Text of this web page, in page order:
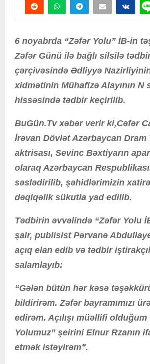
6 noyabrda “Zəfər Yolu” İB-in
Zəfər Günü ilə bağlı silsilə
çərçivəsində Ədliyyə
xidmətinin Mühafizə Alayının N
hissəsində tədbir keçirilib.
BuGün.Tv xəbər verir ki,Cəfər
İrəvan Dövlət Azərbaycan Dram
aktrisası, Sevinc Bəxtiyarın
olaraq Azərbaycan
səslədirilib, şəhidlərimizin
dəqiqəlik sükutla yad edilib.
Tədbirin əvvəlində “Zəfər Yolu
şair, publisist Pərvanə
açıq elan edib və tədbir
salamlayıb:
“Gələn bütün hər kəsə
bildirirəm. Zəfər bayramımızı
edirəm. Açılışı müəllifi olduğum
Yolumuz” şeirini Elnur Rzanın
etmək istəyirəm”.